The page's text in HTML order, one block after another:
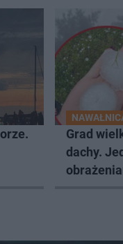
Grad
dachy.